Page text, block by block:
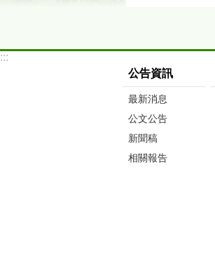
:::
公告資訊
最新消息
公文公告
新聞稿
相關報告